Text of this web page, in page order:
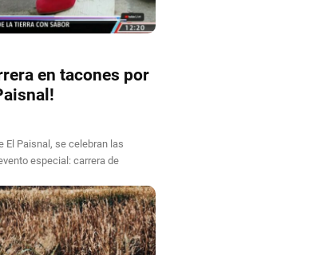
en tacones por
El Paisnal, se celebran las
especial: carrera de